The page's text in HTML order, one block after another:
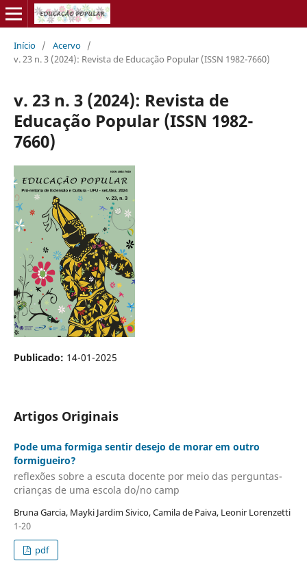
Início / Acervo /
v. 23 n. 3 (2024): Revista de Educação Popular (ISSN 1982-7660)
v. 23 n. 3 (2024): Revista de
Educação Popular (ISSN 1982-
7660)
Publicado: 14-01-2025
Artigos Originais
Pode uma formiga sentir desejo de morar em outro
formigueiro?
reflexões sobre a escuta docente por meio das perguntas-
crianças de uma escola do/no camp
Bruna Garcia, Mayki Jardim Sivico, Camila de Paiva, Leonir Lorenzetti
1-20
pdf